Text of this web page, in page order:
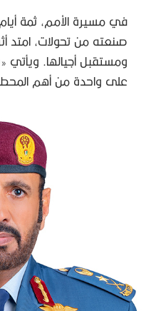
في مسيرة الأمم، ثمة
صنعته من تحولات، امتد
ومستقبل أجيالها. ويأتي
على واحدة من أهم